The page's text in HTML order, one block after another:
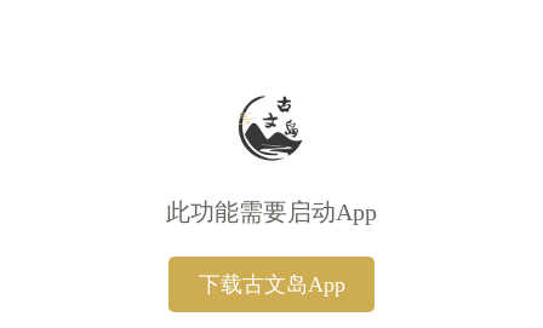
此功能需要启动App
下载古文岛App